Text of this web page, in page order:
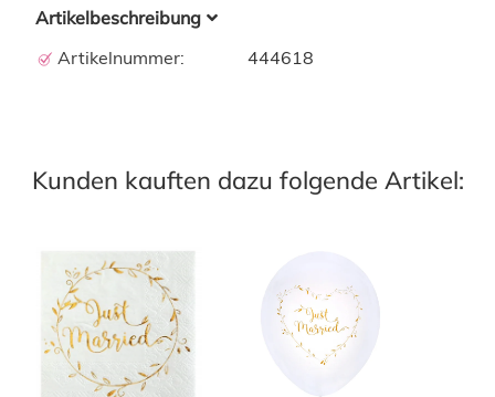
Artikelbeschreibung
Artikelnummer:
444618
Kunden kauften dazu folgende Artikel: